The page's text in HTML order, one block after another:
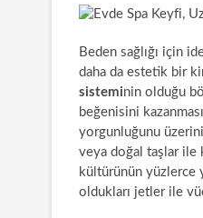
Beden sağlığı için
daha da estetik bir
sisteminin olduğu
beğenisini
yorgunluğunu
veya doğal taşlar ile
kültürünün yüzlerce
oldukları jetler ile